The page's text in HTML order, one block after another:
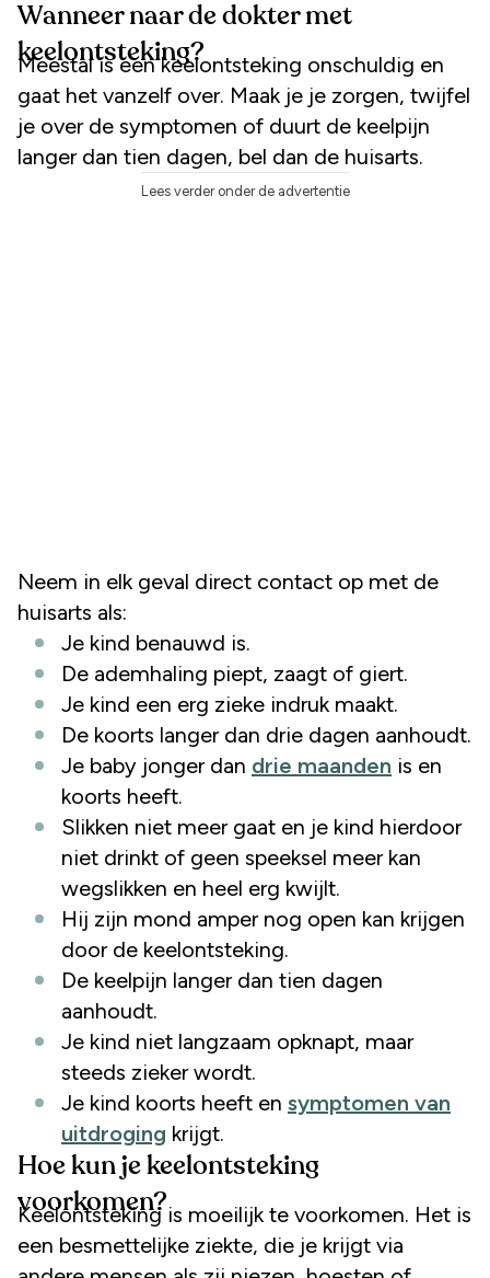
Wanneer naar de dokter met
keelontsteking?
Meestal is een keelontsteking onschuldig en
gaat het vanzelf over. Maak je je zorgen, twijfel
je over de symptomen of duurt de keelpijn
langer dan tien dagen, bel dan de huisarts.
Lees verder onder de advertentie
Neem in elk geval direct contact op met de
huisarts als:
Je kind benauwd is.
De ademhaling piept, zaagt of giert.
Je kind een erg zieke indruk maakt.
De koorts langer dan drie dagen aanhoudt.
Je baby jonger dan drie maanden is en
koorts heeft.
Slikken niet meer gaat en je kind hierdoor
niet drinkt of geen speeksel meer kan
wegslikken en heel erg kwijlt.
Hij zijn mond amper nog open kan krijgen
door de keelontsteking.
De keelpijn langer dan tien dagen
aanhoudt.
Je kind niet langzaam opknapt, maar
steeds zieker wordt.
Je kind koorts heeft en symptomen van
uitdroging krijgt.
Hoe kun je keelontsteking
voorkomen?
Keelontsteking is moeilijk te voorkomen. Het is
een besmettelijke ziekte, die je krijgt via